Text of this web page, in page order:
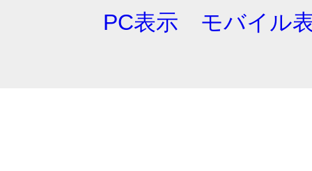
PC表示 モバイル